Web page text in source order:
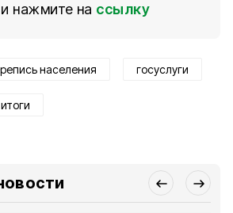
нажмите на ссылку
населения госуслуги